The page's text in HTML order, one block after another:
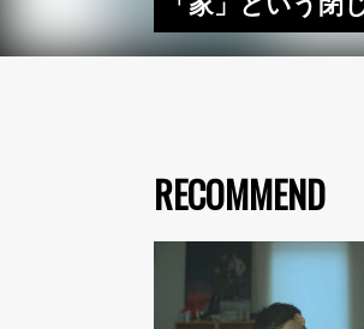
RECOMMEND